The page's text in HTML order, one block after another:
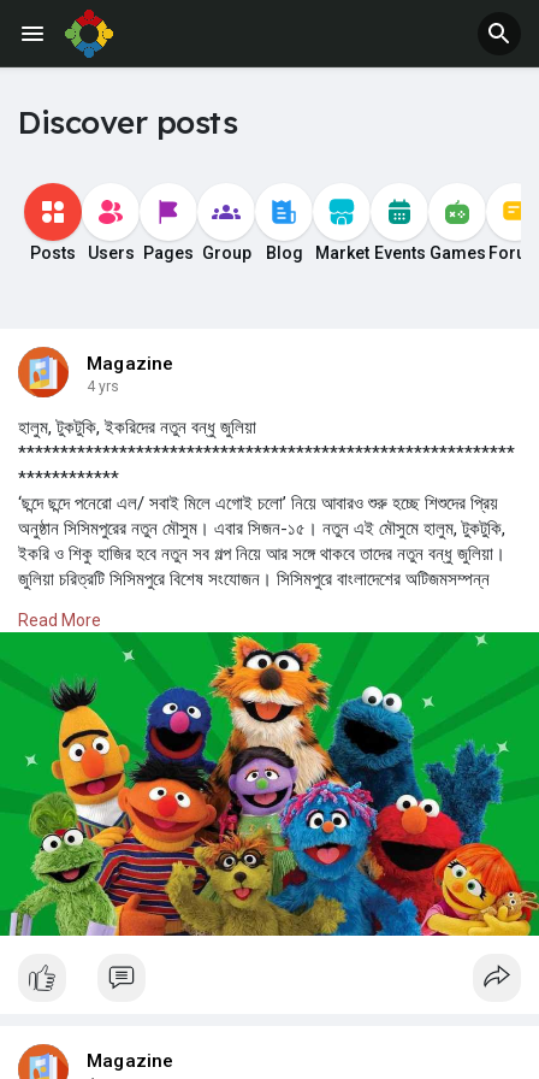
Discover posts
Posts Users Pages Group Blog Market Events Games
Magazine
4 yrs
হালুম, টুকটুকি, ইকরিদের নতুন বন্ধু জুলিয়া
***********************************************************
************
‘ছন্দে ছন্দে পনেরো এল/ সবাই মিলে এগোই চলো’ নিয়ে আবারও শুরু হচ্ছে শিশুদের প্রিয়
অনুষ্ঠান সিসিমপুরের নতুন মৌসুম। এবার সিজন-১৫। নতুন এই মৌসুমে হালুম, টুকটুকি,
ইকরি ও শিকু হাজির হবে নতুন সব গল্প নিয়ে আর সঙ্গে থাকবে তাদের নতুন বন্ধু জুলিয়া।
জুলিয়া চরিত্রটি সিসিমপুরে বিশেষ সংযোজন। সিসিমপুরে বাংলাদেশের অটিজমসম্পন্ন
ইউএসএআইডি/বাংলাদেশের আর্থিক সহযোগিতায় নির্মিত নতুন এই সিজন আগামী ৩
ফেব্রুয়ারি থেকে দেখা যাবে দুরন্ত টেলিভিশনের পর্দায়। এক সংবাদ বিজ্ঞপ্তিতে জানানো
হয়েছে, সবাইকে অন্তর্ভুক্তকরণ এবং নিজের প্রতি যত্নশীল হওয়া—বিষয় দুটিকে বিশেষ
গুরুত্ব দিয়ে সাজানো হয়েছে সিসিমপুরের ১৫তম মৌসুম।
এ ছাড়া মজার মজার গল্পের মাধ্যমে প্রাক্‌-গণিত, প্রাক্‌-পঠন, অটিজম, পুষ্টিকর খাবারের
গুরুত্ব, বিশ্লেষণী চিন্তাভাবনা, জেন্ডারবিষয়ক প্রচলিত সংস্কারকে জয় করা এবং ভিন্ন
ভিন্ন ভাবপ্রকাশের উপায়কে সম্মান দেখানোর মতো বিষয়গুলোকে তুলে ধরা হবে। থাকবে
গণিত, স্বাস্থ্য সুরক্ষা ও বিজ্ঞান নিয়ে দারুণ সব অ্যানিমেশন। আর শিশুদের নিয়ে লাইভ
অ্যাকশন ফিল্ম। এ ছাড়া ‘ইকরির সাথে বর্ণ চেনা’ ও ‘টুকটুকির সাথে সংখ্যা চেনা’র প্রতিটি
পর্বে ইকরি একটি করে বর্ণ ও টুকটুকি একটি করে সংখ্যা চেনাবে।
আজ সোমবার সিসিমপুরের সিজন-১৫–এর আনুষ্ঠানিক উদ্বোধন করেন প্রাথমিক শিক্ষা
মিশন ডিরেক্টর ক্যাথরিন ডেভিস স্টিভেন্স।
আয়োজনে বিশেষ অতিথি হিসেবে উপস্থিত ছিলেন প্রাথমিক শিক্ষা অধিদপ্তরের পরিচালক
Read More
Magazine